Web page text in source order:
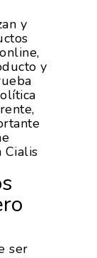
y
y
Cialis
ser